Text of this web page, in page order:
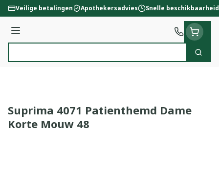
Ga naar de inhoud
Veilige betalingen Apothekersadvies Snelle beschikbaarheid
Menu
Zoek
Suprima 4071 Patienthemd Dame
Korte Mouw 48